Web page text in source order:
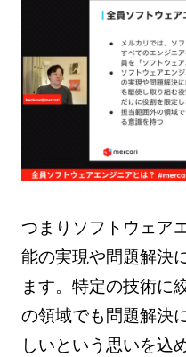
つまりソフトウェア
能の実現や問題解決
ます。特定の技術に
の領域でも問題解決
しいという思いを込